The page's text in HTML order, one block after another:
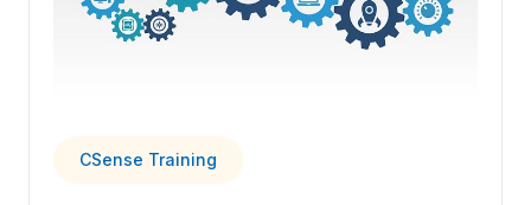
CSense Training